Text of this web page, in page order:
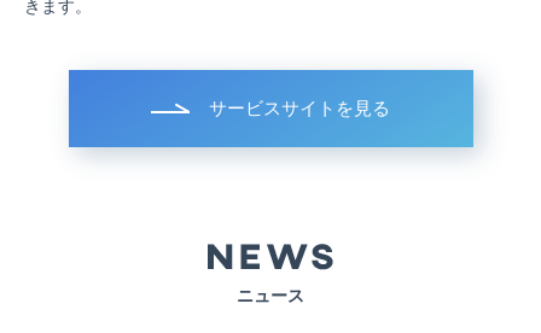
きます。
サービスサイトを見る
ニュース